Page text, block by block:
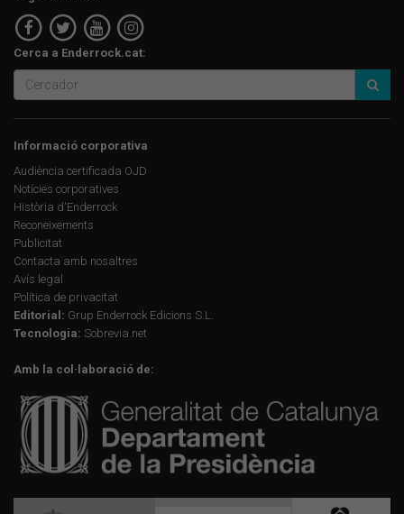
Cerca a Enderrock.cat:
Informació corporativa
Audiència certificada OJD
Notícies corporatives
Història d'Enderrock
Reconeixements
Publicitat
Contacta amb nosaltres
Avís legal
Política de privacitat
Editorial: Grup Enderrock Edicions S.L.
Tecnologia: Sobrevia.net
Amb la col·laboració de: